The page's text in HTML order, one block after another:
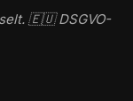
🇪🇺 DSGVO-